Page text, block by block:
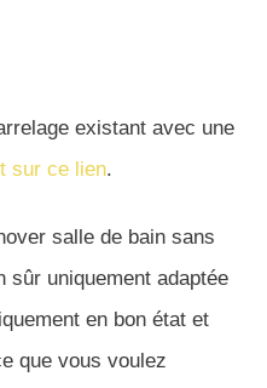
existant avec une
sur ce lien.
salle de bain sans
sûr uniquement adaptée
en bon état et
que vous voulez